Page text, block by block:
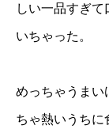
しい一品すぎ
いちゃった。
めっちゃうまい
ちゃ熱いうちに